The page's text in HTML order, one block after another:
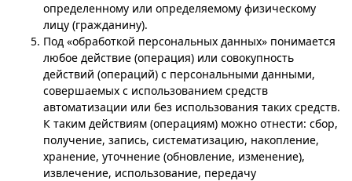
определенному или определяемому физическому
лицу (гражданину).
Под «обработкой персональных данных» понимается
любое действие (операция) или совокупность
действий (операций) с персональными данными,
совершаемых с использованием средств
автоматизации или без использования таких средств.
К таким действиям (операциям) можно отнести: сбор,
получение, запись, систематизацию, накопление,
хранение, уточнение (обновление, изменение),
извлечение, использование, передачу